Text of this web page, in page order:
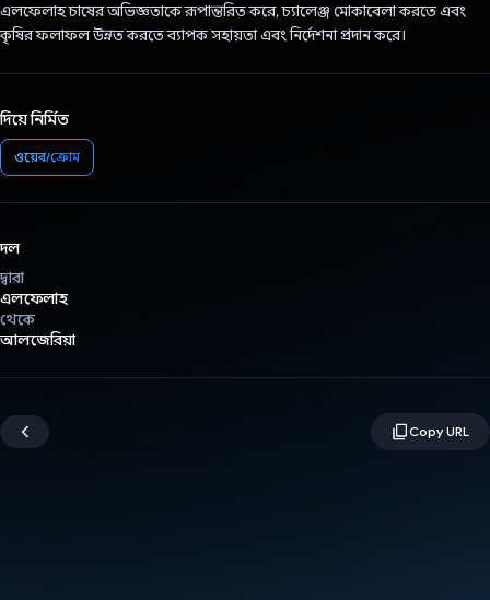
এলফেলাহ চাষের অভিজ্ঞতাকে রূপান্তরিত করে, চ্যালেঞ্জ মোকাবেলা করতে এবং
কৃষির ফলাফল উন্নত করতে ব্যাপক সহায়তা এবং নির্দেশনা প্রদান করে।
দিয়ে নির্মিত
ওয়েব/ক্রোম
দল
দ্বারা
এলফেলাহ
থেকে
আলজেরিয়া